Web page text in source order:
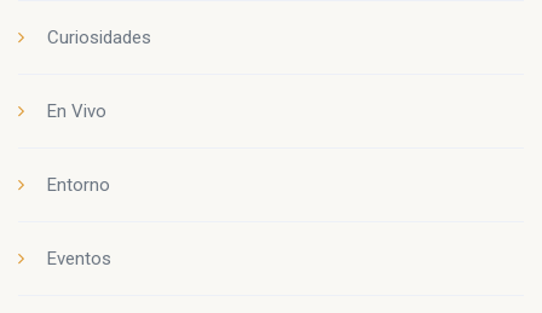
Curiosidades
En Vivo
Entorno
Eventos